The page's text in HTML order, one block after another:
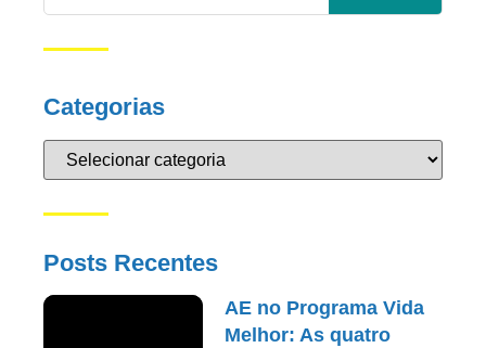
Categorias
Posts Recentes
AE no Programa Vida
Melhor: As quatro